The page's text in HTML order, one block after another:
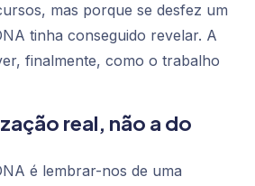
mas porque se desfez um
tinha conseguido revelar. A
finalmente, como o trabalho
real, não a do
é lembrar-nos de uma